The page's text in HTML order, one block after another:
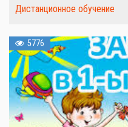
Дистанционное обучение
5776